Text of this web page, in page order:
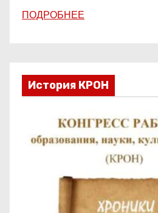
ПОДРОБНЕЕ
История КРОН